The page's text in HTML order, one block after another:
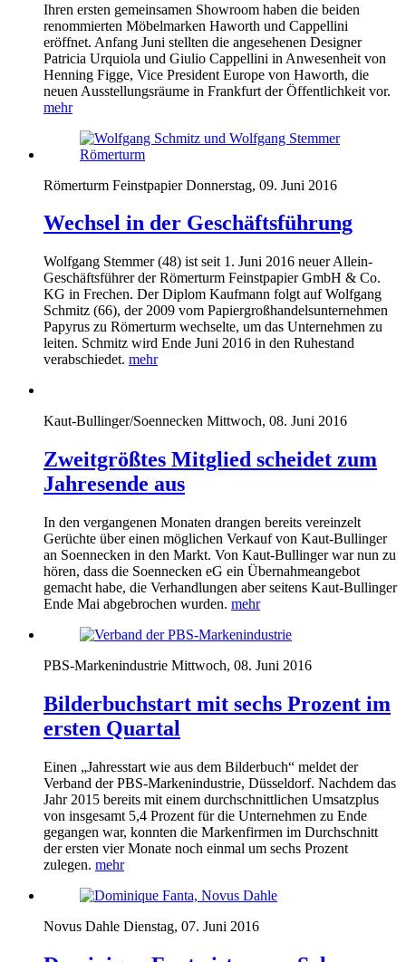
Ihren ersten gemeinsamen Showroom haben die beiden
renommierten Möbelmarken Haworth und Cappellini
eröffnet. Anfang Juni stellten die angesehenen Designer
Patricia Urquiola und Giulio Cappellini in Anwesenheit von
Henning Figge, Vice President Europe von Haworth, die
neuen Ausstellungsräume in Frankfurt der Öffentlichkeit vor.
mehr
Römerturm FeinstpapierDonnerstag, 09. Juni 2016
Wechsel in der Geschäftsführung
Wolfgang Stemmer (48) ist seit 1. Juni 2016 neuer Allein-
Geschäftsführer der Römerturm Feinstpapier GmbH & Co.
KG in Frechen. Der Diplom Kaufmann folgt auf Wolfgang
Schmitz (66), der 2009 vom Papiergroßhandelsunternehmen
Papyrus zu Römerturm wechselte, um das Unternehmen zu
leiten. Schmitz wird Ende Juni 2016 in den Ruhestand
verabschiedet. mehr
Kaut-Bullinger/Soennecken Mittwoch, 08. Juni 2016
Zweitgrößtes Mitglied scheidet zum
Jahresende aus
In den vergangenen Monaten drangen bereits vereinzelt
Gerüchte über einen möglichen Verkauf von Kaut-Bullinger
an Soennecken in den Markt. Von Kaut-Bullinger war nun zu
hören, dass die Soennecken eG ein Übernahmeangebot
gemacht habe, die Verhandlungen aber seitens Kaut-Bullinger
Ende Mai abgebrochen wurden. mehr
PBS-Markenindustrie Mittwoch, 08. Juni 2016
Bilderbuchstart mit sechs Prozent im
ersten Quartal
Einen „Jahresstart wie aus dem Bilderbuch“ meldet der
Verband derPBS-Markenindustrie, Düsseldorf. Nachdem das
Jahr 2015 bereits mit einem durchschnittlichen Umsatzplus
von insgesamt 5,4 Prozent für die Unternehmen zu Ende
gegangen war, konnten die Markenfirmen im Durchschnitt
der ersten vier Monate noch einmal um sechs Prozent
zulegen. mehr
Novus Dahle Dienstag, 07. Juni 2016